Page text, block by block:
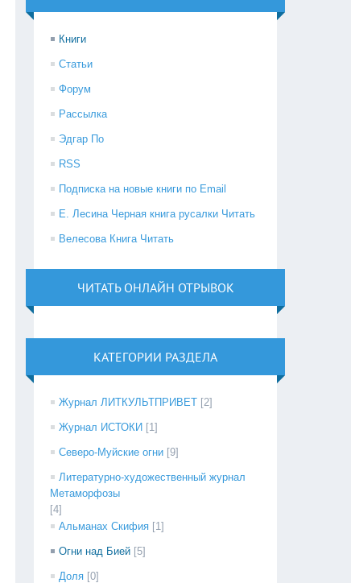
Книги
Статьи
Форум
Рассылка
Эдгар По
RSS
Подписка на новые книги по Email
Е. Лесина Черная книга русалки Читать
Велесова Книга Читать
ЧИТАТЬ ОНЛАЙН ОТРЫВОК
КАТЕГОРИИ РАЗДЕЛА
Журнал ЛИТКУЛЬТПРИВЕТ [2]
Журнал ИСТОКИ [1]
Северо-Муйские огни [9]
Литературно-художественный журнал
Mетаморфозы
[4]
Альманах Скифия [1]
Огни над Бией [5]
Доля [0]